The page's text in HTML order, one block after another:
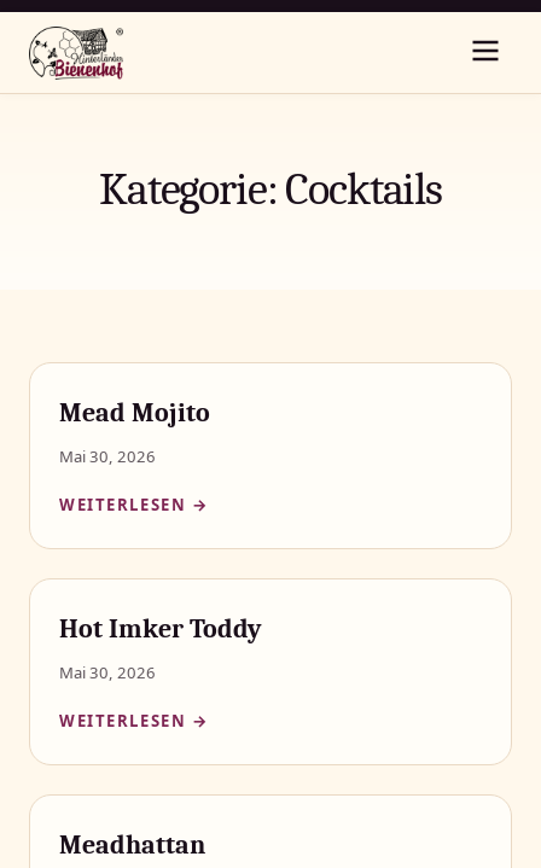
Kategorie: Cocktails
Mead Mojito
Mai 30, 2026
WEITERLESEN →
Hot Imker Toddy
Mai 30, 2026
WEITERLESEN →
Meadhattan